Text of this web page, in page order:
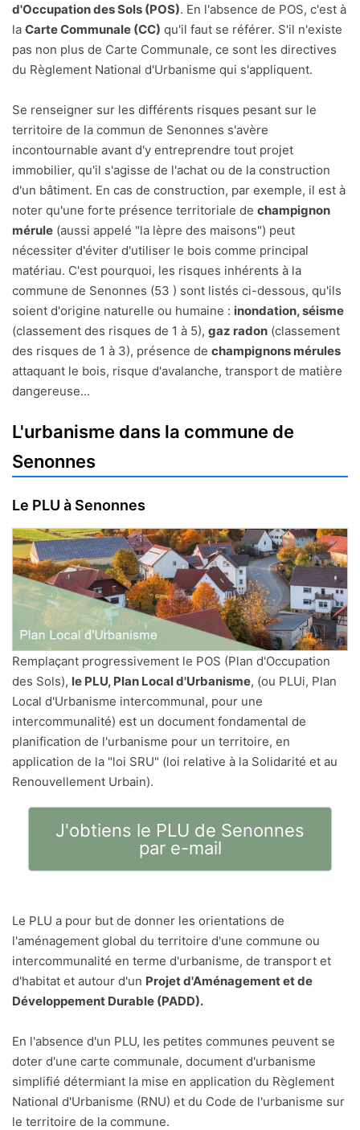
d'Occupation des Sols (POS). En l'absence de POS, c'est à
la Carte Communale (CC) qu'il faut se référer. S'il n'existe
pas non plus de Carte Communale, ce sont les directives
du Règlement National d'Urbanisme qui s'appliquent.
Se renseigner sur les différents risques pesant sur le
territoire de la commun de Senonnes s'avère
incontournable avant d'y entreprendre tout projet
immobilier, qu'il s'agisse de l'achat ou de la construction
d'un bâtiment. En cas de construction, par exemple, il est à
noter qu'une forte présence territoriale de champignon
mérule (aussi appelé "la lèpre des maisons") peut
nécessiter d'éviter d'utiliser le bois comme principal
matériau. C'est pourquoi, les risques inhérents à la
commune de Senonnes (53 ) sont listés ci-dessous, qu'ils
soient d'origine naturelle ou humaine : inondation, séisme
(classement des risques de 1 à 5), gaz radon (classement
des risques de 1 à 3), présence de champignons mérules
attaquant le bois, risque d'avalanche, transport de matière
dangereuse...
L'urbanisme dans la commune de
Senonnes
Le PLU à Senonnes
Remplaçant progressivement le POS (Plan d'Occupation
des Sols), le PLU, Plan Local d'Urbanisme, (ou PLUi, Plan
Local d'Urbanisme intercommunal, pour une
intercommunalité) est un document fondamental de
planification de l'urbanisme pour un territoire, en
application de la "loi SRU" (loi relative à la Solidarité et au
Renouvellement Urbain).
J'obtiens le PLU de Senonnes
par e-mail
Le PLU a pour but de donner les orientations de
l'aménagement global du territoire d'une commune ou
intercommunalité en terme d'urbanisme, de transport et
d'habitat et autour d'un Projet d'Aménagement et de
Développement Durable (PADD).
En l'absence d'un PLU, les petites communes peuvent se
doter d'une carte communale, document d'urbanisme
simplifié détermiant la mise en application du Règlement
National d'Urbanisme (RNU) et du Code de l'urbanisme sur
le territoire de la commune.